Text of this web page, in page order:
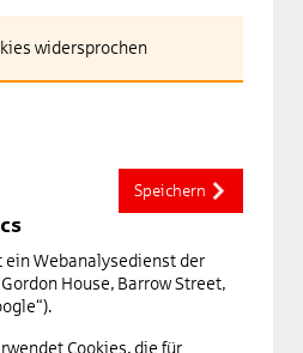
widersprochen
Speichern
ein Webanalysedienst der
House, Barrow Street,
Cookies, die für